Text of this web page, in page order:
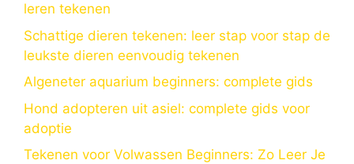
leren tekenen
Schattige dieren tekenen: leer stap voor stap de
leukste dieren eenvoudig tekenen
Algeneter aquarium beginners: complete gids
Hond adopteren uit asiel: complete gids voor
adoptie
Tekenen voor Volwassen Beginners: Zo Leer Je